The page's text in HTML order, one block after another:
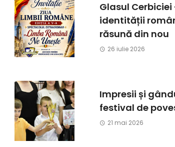
Glasul Cerbiciei
identității
răsună din nou
26 iulie 2026
Impresii și
festival de
21 mai 2026